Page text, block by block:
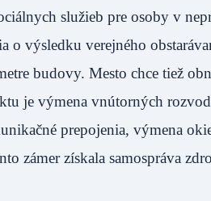
služieb pre osoby v
o výsledku verejného
budovy. Mesto chce tiež
je výmena vnútorných
prepojenia, výmena
zámer získala samospráva